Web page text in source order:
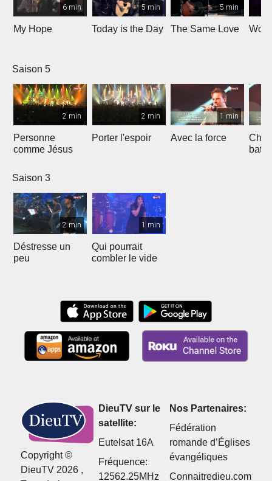
6 min
My Hope
5 min
Today is the Day
5 min
The Same Love
Saison 5
2 min
Personne
comme Jésus
2 min
Porter l'espoir
1 min
Avec la force
Saison 3
2 min
Déstresse un
peu
1 min
Qui pourrait
combler le vide
Copyright ©
DieuTV 2026 ,
DieuTV sur le
satellite:
Eutelsat 16A
Fréquence:
12562.25MHz
Nos Partenaires:
Fédération
romande d’Églises
évangéliques
Connaitredieu.com